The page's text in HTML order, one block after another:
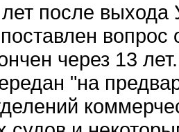
после выхода
вопрос
через 13
"на